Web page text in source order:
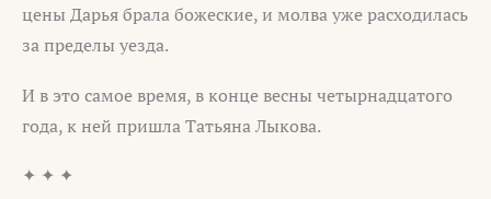
цены Дарья брала божеские, и молва уже расходилась
за пределы уезда.
И в это самое время, в конце весны четырнадцатого
года, к ней пришла Татьяна Лыкова.
✦ ✦ ✦